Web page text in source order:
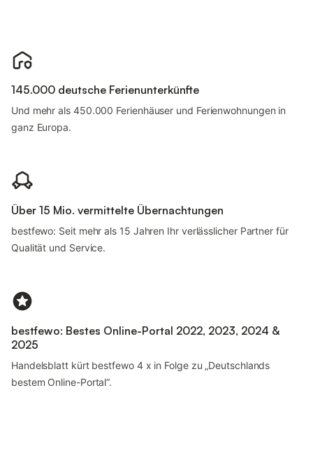
145.000 deutsche Ferienunterkünfte
Und mehr als 450.000 Ferienhäuser und Ferienwohnungen in
ganz Europa.
Über 15 Mio. vermittelte Übernachtungen
bestfewo: Seit mehr als 15 Jahren Ihr verlässlicher Partner für
Qualität und Service.
bestfewo: Bestes Online-Portal 2022, 2023, 2024 &
2025
Handelsblatt kürt bestfewo 4 x in Folge zu „Deutschlands
bestem Online-Portal“.